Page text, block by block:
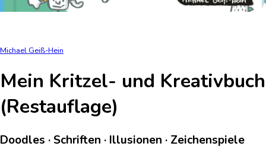
Michael Geiß-Hein
Mein Kritzel- und Kreativbuch
(Restauflage)
Doodles · Schriften · Illusionen · Zeichenspiele